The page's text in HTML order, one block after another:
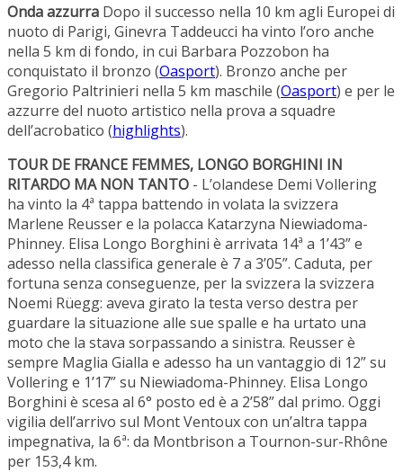
Onda azzurra Dopo il successo nella 10 km agli Europei di
nuoto di Parigi, Ginevra Taddeucci ha vinto l’oro anche
nella 5 km di fondo, in cui Barbara Pozzobon ha
conquistato il bronzo (Oasport). Bronzo anche per
Gregorio Paltrinieri nella 5 km maschile (Oasport) e per le
azzurre del nuoto artistico nella prova a squadre
dell’acrobatico (highlights).
TOUR DE FRANCE FEMMES, LONGO BORGHINI IN
RITARDO MA NON TANTO - L’olandese Demi Vollering
ha vinto la 4ª tappa battendo in volata la svizzera
Marlene Reusser e la polacca Katarzyna Niewiadoma-
Phinney. Elisa Longo Borghini è arrivata 14ª a 1’43” e
adesso nella classifica generale è 7 a 3’05”. Caduta, per
fortuna senza conseguenze, per la svizzera la svizzera
Noemi Rüegg: aveva girato la testa verso destra per
guardare la situazione alle sue spalle e ha urtato una
moto che la stava sorpassando a sinistra. Reusser è
sempre Maglia Gialla e adesso ha un vantaggio di 12” su
Vollering e 1’17” su Niewiadoma-Phinney. Elisa Longo
Borghini è scesa al 6° posto ed è a 2’58” dal primo. Oggi
vigilia dell’arrivo sul Mont Ventoux con un’altra tappa
impegnativa, la 6ª: da Montbrison a Tournon-sur-Rhône
per 153,4 km.